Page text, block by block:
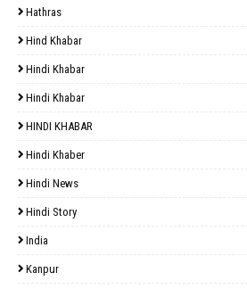
Hathras
Hind Khabar
Hindi Khabar
Hindi Khabar
HINDI KHABAR
Hindi Khaber
Hindi News
Hindi Story
India
Kanpur